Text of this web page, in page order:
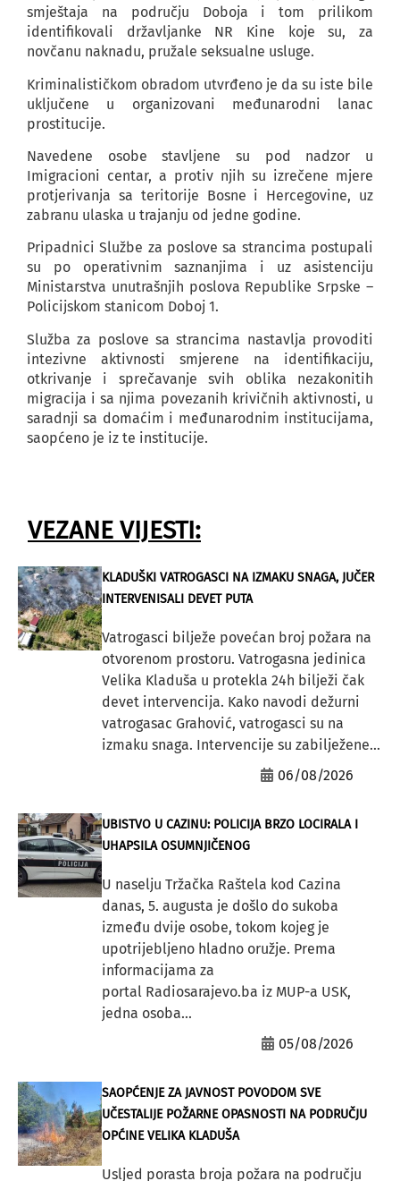
smještaja na području Doboja i tom prilikom
identifikovali državljanke NR Kine koje su, za
novčanu naknadu, pružale seksualne usluge.
Kriminalističkom obradom utvrđeno je da su iste bile
uključene u organizovani međunarodni lanac
prostitucije.
Navedene osobe stavljene su pod nadzor u
Imigracioni centar, a protiv njih su izrečene mjere
protjerivanja sa teritorije Bosne i Hercegovine, uz
zabranu ulaska u trajanju od jedne godine.
Pripadnici Službe za poslove sa strancima postupali
su po operativnim saznanjima i uz asistenciju
Ministarstva unutrašnjih poslova Republike Srpske –
Policijskom stanicom Doboj 1.
Služba za poslove sa strancima nastavlja provoditi
intezivne aktivnosti smjerene na identifikaciju,
otkrivanje i sprečavanje svih oblika nezakonitih
migracija i sa njima povezanih krivičnih aktivnosti, u
saradnji sa domaćim i međunarodnim institucijama,
saopćeno je iz te institucije.
VEZANE VIJESTI:
KLADUŠKI VATROGASCI NA IZMAKU SNAGA, JUČER
INTERVENISALI DEVET PUTA
Vatrogasci bilježe povećan broj požara na
otvorenom prostoru. Vatrogasna jedinica
Velika Kladuša u protekla 24h bilježi čak
devet intervencija. Kako navodi dežurni
vatrogasac Grahović, vatrogasci su na
izmaku snaga. Intervencije su zabilježene...
06/08/2026
UBISTVO U CAZINU: POLICIJA BRZO LOCIRALA I
UHAPSILA OSUMNJIČENOG
U naselju Tržačka Raštela kod Cazina
danas, 5. augusta je došlo do sukoba
između dvije osobe, tokom kojeg je
upotrijebljeno hladno oružje. Prema
informacijama za
portal Radiosarajevo.ba iz MUP-a USK,
jedna osoba...
05/08/2026
SAOPĆENJE ZA JAVNOST POVODOM SVE
UČESTALIJE POŽARNE OPASNOSTI NA PODRUČJU
OPĆINE VELIKA KLADUŠA
Usljed porasta broja požara na području